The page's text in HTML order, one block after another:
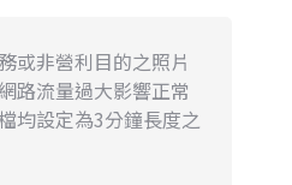
或非營利目的之照片
路流量過大影響正常
均設定為3分鐘長度之